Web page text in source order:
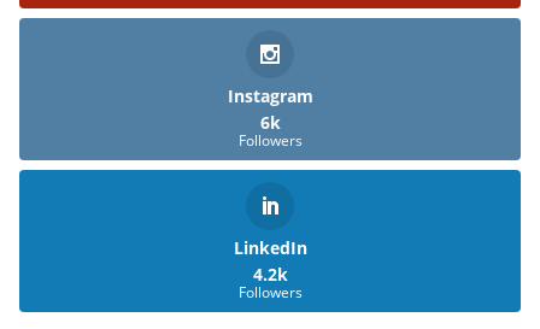
Instagram
6k
Followers
LinkedIn
4.2k
Followers